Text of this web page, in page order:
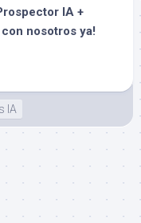
IA +
nosotros ya!
IA